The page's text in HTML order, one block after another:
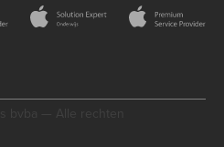
bvba — Alle rechten